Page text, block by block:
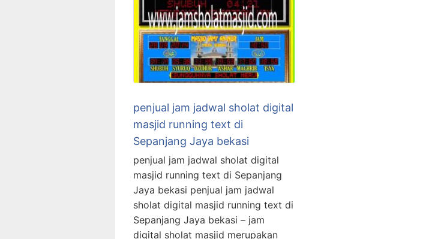
penjual jam jadwal sholat digital
masjid running text di
Sepanjang Jaya bekasi
penjual jam jadwal sholat digital
masjid running text di Sepanjang
Jaya bekasi penjual jam jadwal
sholat digital masjid running text di
Sepanjang Jaya bekasi – jam
digital sholat masjid merupakan